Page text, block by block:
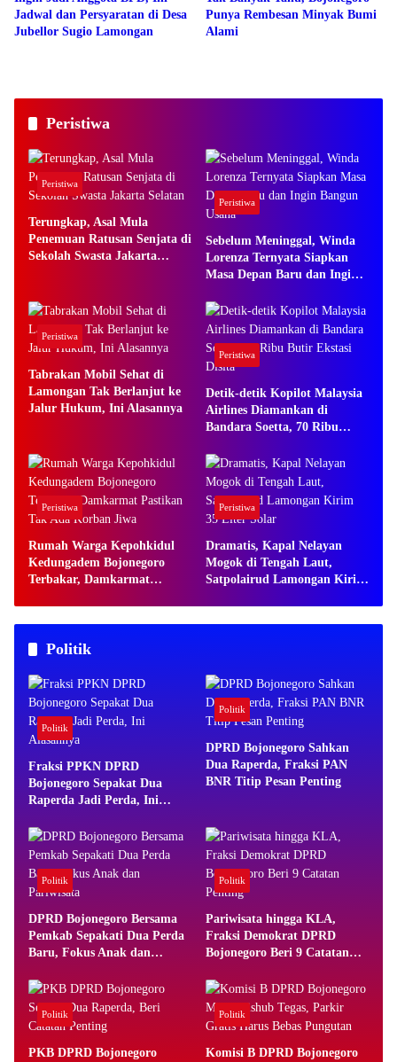
Jadwal dan Persyaratan di Desa
Jubellor Sugio Lamongan
Punya Rembesan Minyak Bumi
Alami
Peristiwa
Peristiwa
Terungkap, Asal Mula
Penemuan Ratusan Senjata di
Sekolah Swasta Jakarta
Peristiwa
Sebelum Meninggal, Winda
Lorenza Ternyata Siapkan
Masa Depan Baru dan Ingin
Peristiwa
Tabrakan Mobil Sehat di
Lamongan Tak Berlanjut ke
Jalur Hukum, Ini Alasannya
Peristiwa
Detik-detik Kopilot Malaysia
Airlines Diamankan di
Bandara Soetta, 70 Ribu
Peristiwa
Rumah Warga Kepohkidul
Kedungadem Bojonegoro
Terbakar, Damkarmat
Peristiwa
Dramatis, Kapal Nelayan
Mogok di Tengah Laut,
Satpolairud Lamongan Kirim
Politik
Politik
Fraksi PPKN DPRD
Bojonegoro Sepakat Dua
Raperda Jadi Perda, Ini
Politik
DPRD Bojonegoro Sahkan
Dua Raperda, Fraksi PAN
BNR Titip Pesan Penting
Politik
DPRD Bojonegoro Bersama
Pemkab Sepakati Dua Perda
Baru, Fokus Anak dan
Politik
Pariwisata hingga KLA,
Fraksi Demokrat DPRD
Bojonegoro Beri 9 Catatan
Politik
PKB DPRD Bojonegoro
Politik
Komisi B DPRD Bojonegoro